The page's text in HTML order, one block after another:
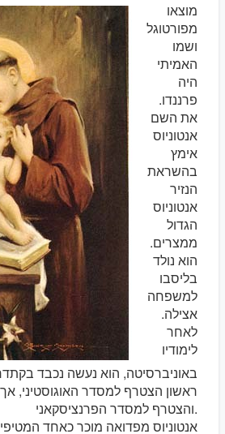
מוצאו
מפורטוגל
ושמו
האמיתי
היה
פרננדו.
את השם
אנטוניוס
אימץ
בהשראת
הנזיר
אנטוניוס
הגדול
ממצרים.
הוא נולד
בליסבו
למשפחה
אצילה.
לאחר
לימודיו
באוניברסיטה, הוא נעשה נכבד
ראשון הצטרף למסדר האוגוסטיני,
והצטרף למסדר הפרנציסקאני.